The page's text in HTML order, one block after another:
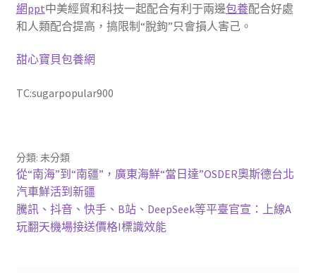
網ppt中美經貿和科技一起配合有利于兩邊包養配合好處
和人類配合提高，搞限制“脫鉤”只會損人害己。
甜心寶貝包養網
TC:sugarpopular900
分類: 未分類
文
章
導
上
一
篇
文
從“南海”到“南疆”，廣東海鮮“當日達”OSDER奧斯德台北
汽車鮮活到新疆
下
一
騰訊、抖音、快手、B站、DeepSeek等平臺官宣：上線A
玩翻天機場接送價格I標識效能